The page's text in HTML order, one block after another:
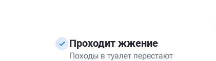
Проходит жжение
Походы в туалет перестают